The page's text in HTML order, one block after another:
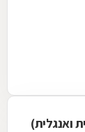
ואנגלית)